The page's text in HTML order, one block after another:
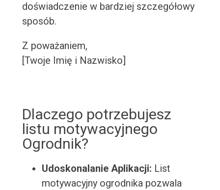
doświadczenie w bardziej szczegółowy
sposób.
Z poważaniem,
[Twoje Imię i Nazwisko]
Dlaczego potrzebujesz
listu motywacyjnego
Ogrodnik?
Udoskonalanie Aplikacji: List
motywacyjny ogrodnika pozwala